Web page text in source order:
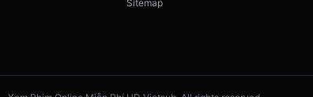
Sitemap